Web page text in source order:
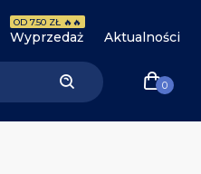
Wyprzedaż
OD 7.50 ZŁ 🔥🔥
Aktualności
0